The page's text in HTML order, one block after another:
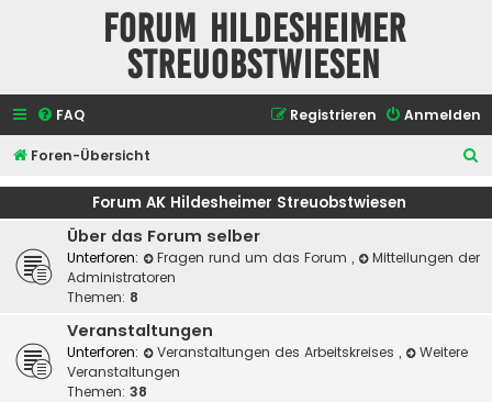
Forum Hildesheimer
Streuobstwiesen
FAQ Anmelden
Registrieren
Foren-Übersicht
u
Forum AK Hildesheimer Streuobstwiesen
Über das Forum selber
Unterforen: Fragen rund um das Forum ,
Mitteilungen der
Administratoren
Themen: 8
Veranstaltungen
Unterforen: Veranstaltungen des Arbeitskreises ,
Weitere
Veranstaltungen
Themen: 38